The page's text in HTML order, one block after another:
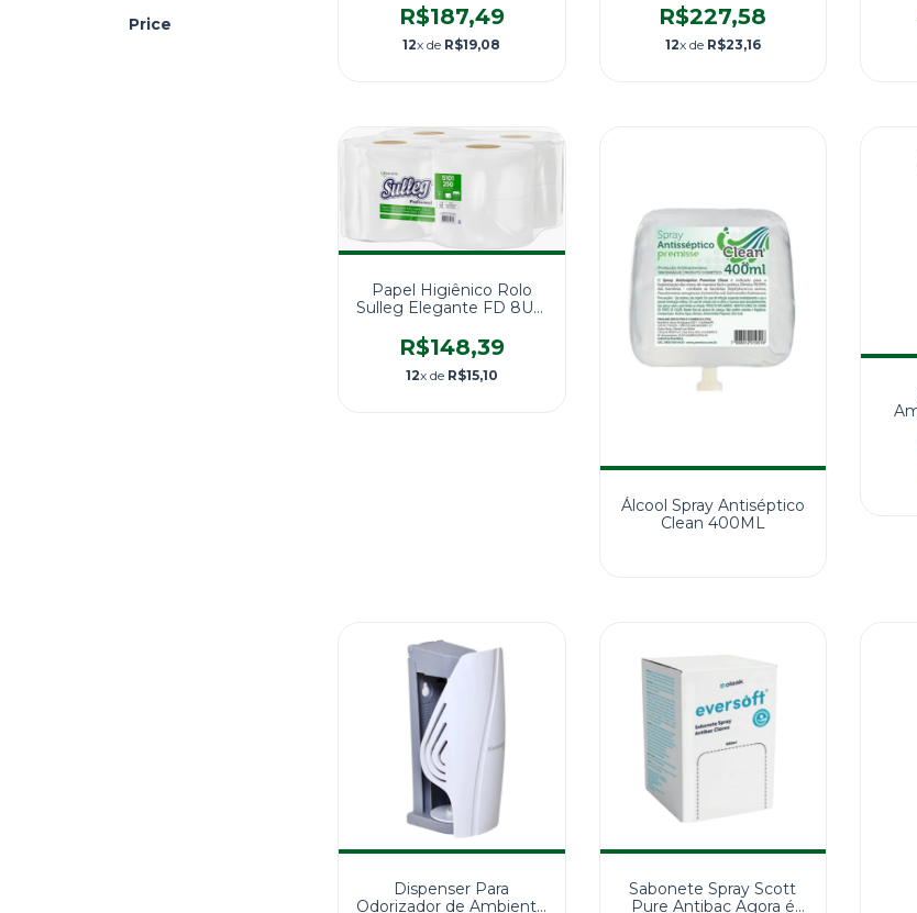
Price
Caixa com 2.400 Folhas
R$187,49
12x de R$19,08
- Caixa com 5.000
Folhas
R$227,58
12x de R$23,16
Papel Higiênico Rolo
Sulleg Elegante FD 8UN
R$148,39
12x de R$15,10
Álcool Spray Antiséptico
Clean 400ML
Dispenser Para
Odorizador de Ambiente
Sabonete Spray Scott
Pure Antibac Agora é